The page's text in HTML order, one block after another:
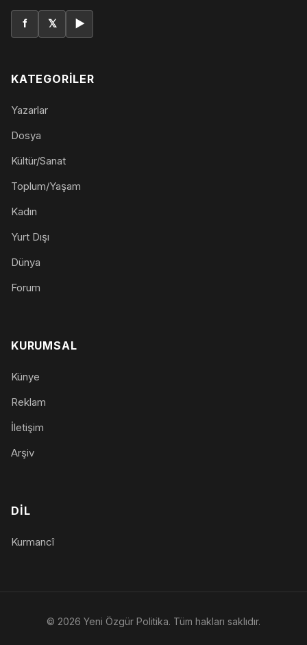
f 𝕏 ▶
KATEGORILER
Yazarlar
Dosya
Kültür/Sanat
Toplum/Yaşam
Kadın
Yurt Dışı
Dünya
Forum
KURUMSAL
Künye
Reklam
İletişim
Arşiv
DIL
Kurmancî
© 2026 Yeni Özgür Politika. Tüm hakları saklıdır.